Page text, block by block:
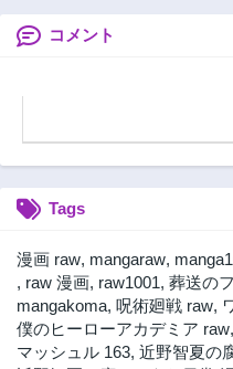
第47話
第41話
第39話
3ヶ月前
第37話
3ヶ月前
険者になりたい～
コメント
Tags
漫画 raw, mangaraw,
, raw 漫画, raw1001, 葬送の
mangakoma, 呪術廻戦 raw,
僕のヒーローアカデミア raw,
マッシュル 163, 近野智夏の